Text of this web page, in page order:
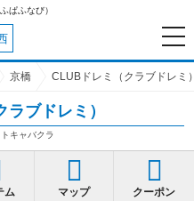
び）
京橋 CLUBドレミ（クラブドレミ
ブドレミ）
キャバクラ
ム マップ クーポン